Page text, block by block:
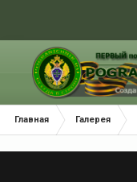
Главная Галерея